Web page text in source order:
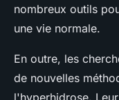
nombreux outils
une vie normale.
En outre, les
de nouvelles
l'hyperhidrose.